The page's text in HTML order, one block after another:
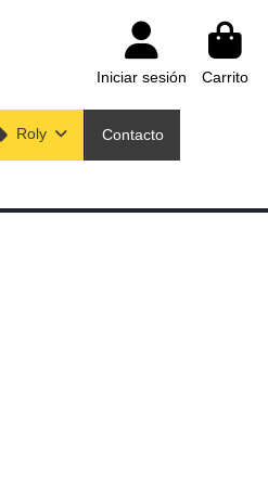
Iniciar sesión Carrito
Roly Contacto